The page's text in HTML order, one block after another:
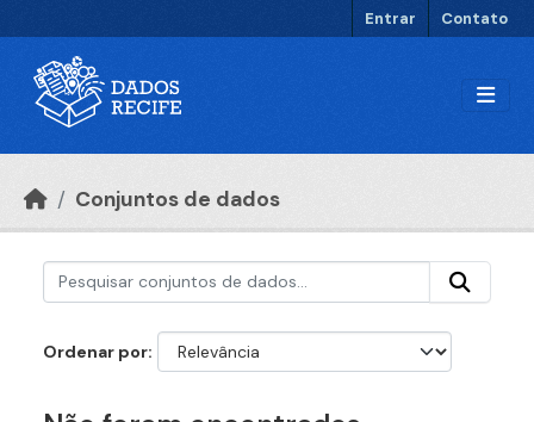
Entrar Contato
Conjuntos de dados
Ordenar por